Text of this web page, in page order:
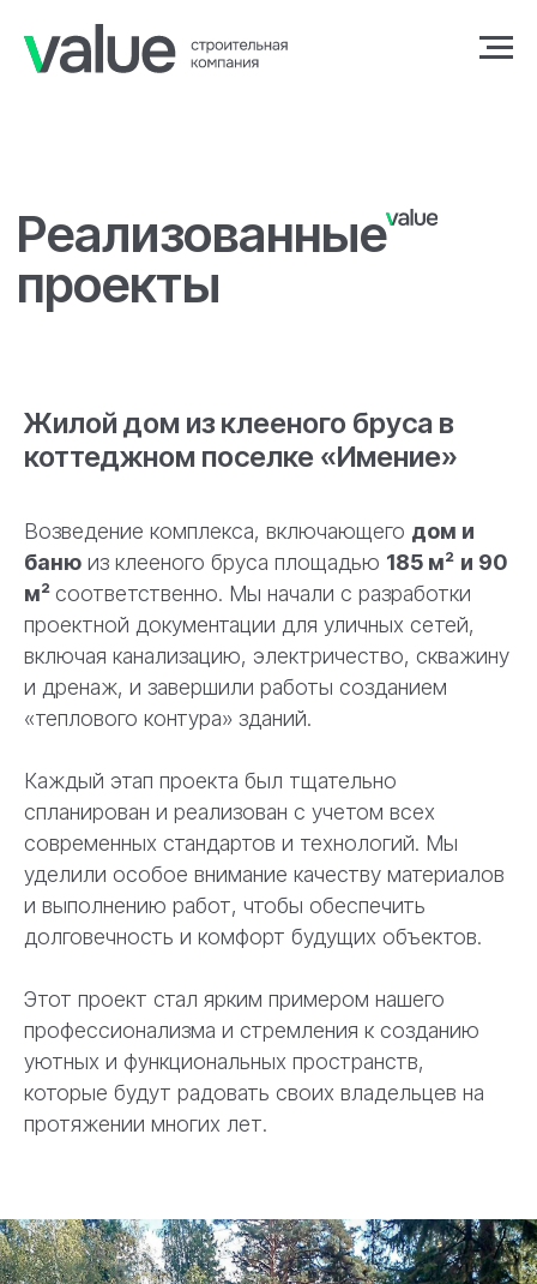
Жилой дом из клееного бруса в
коттеджном поселке «Имение»
Возведение комплекса, включающего дом и
баню из клееного бруса площадью 185 м² и 90
м² соответственно. Мы начали с разработки
проектной документации для уличных сетей,
включая канализацию, электричество, скважину
и дренаж, и завершили работы созданием
«теплового контура» зданий.
Каждый этап проекта был тщательно
спланирован и реализован с учетом всех
современных стандартов и технологий. Мы
уделили особое внимание качеству материалов
и выполнению работ, чтобы обеспечить
долговечность и комфорт будущих объектов.
Этот проект стал ярким примером нашего
профессионализма и стремления к созданию
уютных и функциональных пространств,
которые будут радовать своих владельцев на
протяжении многих лет.